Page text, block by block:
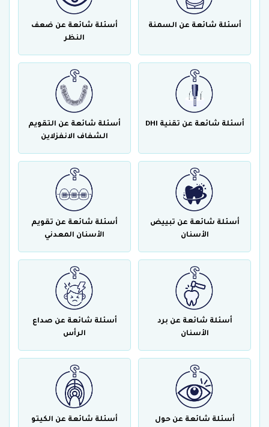
أسئلة شائعة عن السمنة
أسئلة شائعة عن ضعف
النظر
أسئلة شائعة عن تقنية DHI
أسئلة شائعة عن التقويم
الشفاف الانفزلاين
أسئلة شائعة عن تبييض
الأسنان
أسئلة شائعة عن تقويم
الأسنان المعدني
أسئلة شائعة عن برد
الأسنان
أسئلة شائعة عن صداع
الرأس
أسئلة شائعة عن حول
أسئلة شائعة عن الكيتو